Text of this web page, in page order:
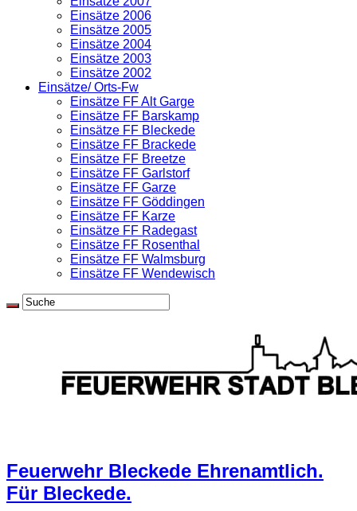
Einsätze 2006
Einsätze 2005
Einsätze 2004
Einsätze 2003
Einsätze 2002
Einsätze/ Orts-Fw
Einsätze FF Alt Garge
Einsätze FF Barskamp
Einsätze FF Bleckede
Einsätze FF Brackede
Einsätze FF Breetze
Einsätze FF Garlstorf
Einsätze FF Garze
Einsätze FF Göddingen
Einsätze FF Karze
Einsätze FF Radegast
Einsätze FF Rosenthal
Einsätze FF Walmsburg
Einsätze FF Wendewisch
Feuerwehr Bleckede Ehrenamtlich.
Für Bleckede.